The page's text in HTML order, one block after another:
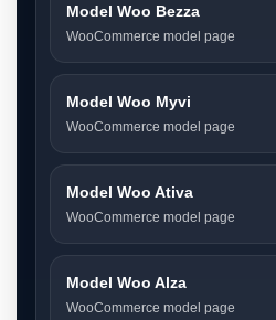
Model Woo Bezza
WooCommerce model page
Model Woo Myvi
WooCommerce model page
Model Woo Ativa
WooCommerce model page
Model Woo Alza
WooCommerce model page